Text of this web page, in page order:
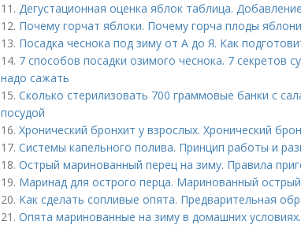
11. Дегустационная оценка яблок таблица.
12. Почему горчат яблоки. Почему горча плоды яблони
13. Посадка чеснока под зиму от А до Я. Как
14. 7 способов посадки озимого чеснока. 7 секретов
надо сажать
15. Сколько стерилизовать 700 граммовые банки с
посудой
16. Хронический бронхит у взрослых. Хронический
17. Системы капельного полива. Принцип работы и
18. Острый маринованный перец на зиму. Правила
19. Маринад для острого перца. Маринованный
20. Как сделать сопливые опята. Предварительная
21. Опята маринованные на зиму в домашних